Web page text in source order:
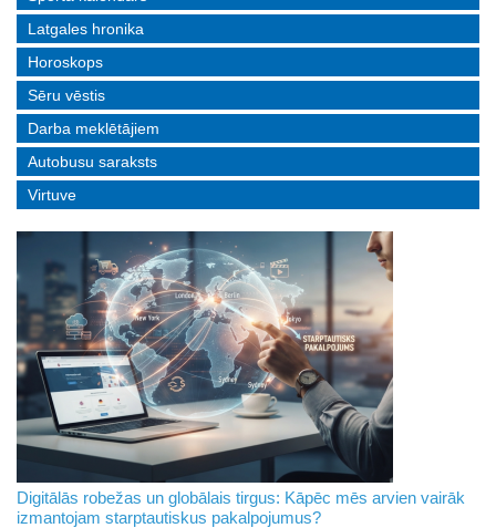
Latgales hronika
Horoskops
Sēru vēstis
Darba meklētājiem
Autobusu saraksts
Virtuve
Digitālās robežas un globālais tirgus: Kāpēc mēs arvien vairāk
izmantojam starptautiskus pakalpojumus?